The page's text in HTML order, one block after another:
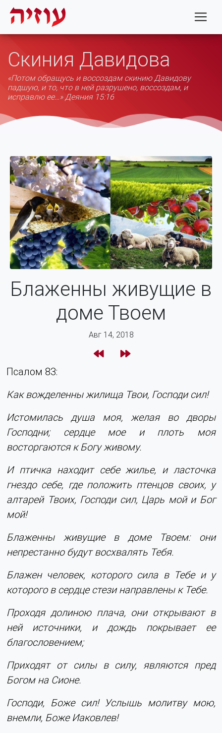
Скиния Давидова
«Потом обращусь и воссоздам скинию Давидову
падшую, и то, что в ней разрушено, воссоздам, и
исправлю ее…» Деяния 15:16
Блаженны живущие в
доме Твоем
Авг 14, 2018
Псалом 83:
Как вожделенны жилища Твои, Господи сил!
Истомилась душа моя, желая во дворы
Господни; сердце мое и плоть моя
восторгаются к Богу живому.
И птичка находит себе жилье, и ласточка
гнездо себе, где положить птенцов своих, у
алтарей Твоих, Господи сил, Царь мой и Бог
мой!
Блаженны живущие в доме Твоем: они
непрестанно будут восхвалять Тебя.
Блажен человек, которого сила в Тебе и у
которого в сердце стези направлены к Тебе.
Проходя долиною плача, они открывают в
ней источники, и дождь покрывает ее
благословением;
Приходят от силы в силу, являются пред
Богом на Сионе.
Господи, Боже сил! Услышь молитву мою,
внемли, Боже Иаковлев!